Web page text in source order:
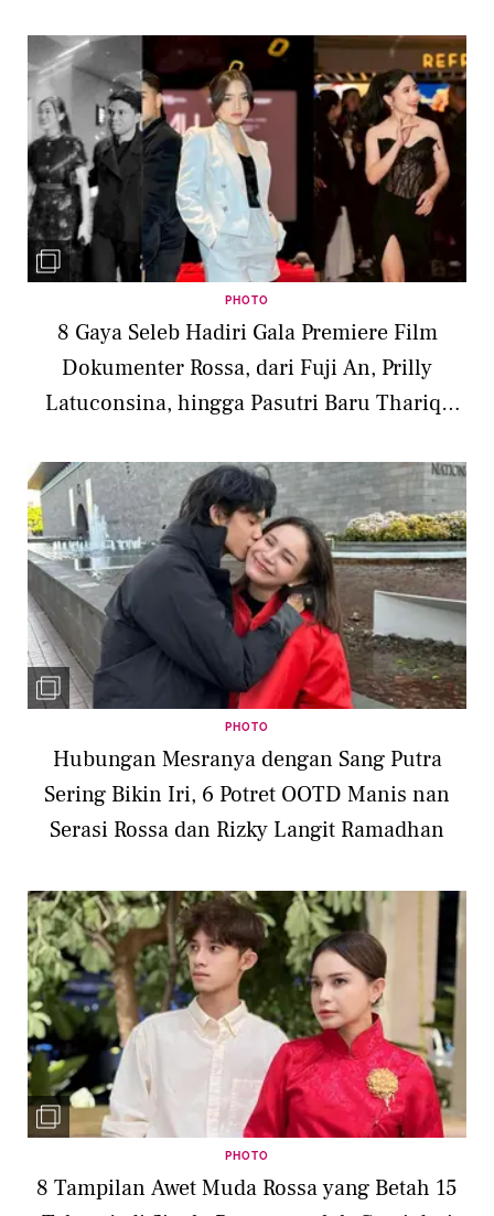
PHOTO
8 Gaya Seleb Hadiri Gala Premiere Film
Dokumenter Rossa, dari Fuji An, Prilly
Latuconsina, hingga Pasutri Baru Thariq-
PHOTO
Hubungan Mesranya dengan Sang Putra
Sering Bikin Iri, 6 Potret OOTD Manis nan
Serasi Rossa dan Rizky Langit Ramadhan
PHOTO
8 Tampilan Awet Muda Rossa yang Betah 15